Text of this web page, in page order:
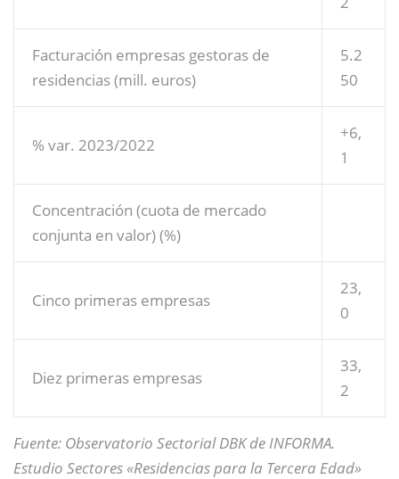
Facturación empresas gestoras de
residencias (mill. euros)
5.2
50
% var. 2023/2022
+6,
1
Concentración (cuota de mercado
conjunta en valor) (%)
Cinco primeras empresas
23,
0
Diez primeras empresas
33,
2
Fuente: Observatorio Sectorial DBK de INFORMA.
Estudio Sectores «Residencias para la Tercera Edad»